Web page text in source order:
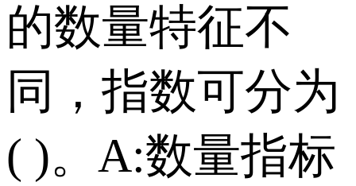
的数量特征不
同，指数可分为
( )。 A:数量指标